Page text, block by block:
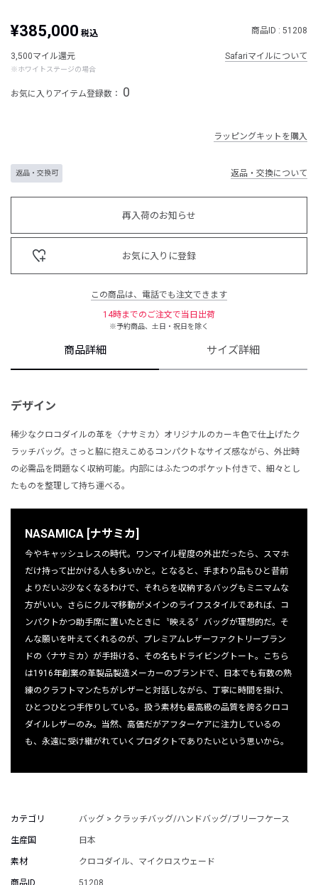
¥385,000 税込 商品ID : 51208
3,500マイル還元
※ホワイトステージの場合
Safariマイルについて
お気に入りアイテム登録数： 0
ラッピングキットを購入
返品・交換可 返品・交換について
再入荷のお知らせ
お気に入りに登録
この商品は、電話でも注文できます
14時までのご注文で当日出荷
※予約商品、土日・祝日を除く
商品詳細 サイズ詳細
デザイン
稀少なクロコダイルの革を〈ナサミカ〉オリジナルのカーキ色で仕上げたク
ラッチバッグ。さっと脇に抱えこめるコンパクトなサイズ感ながら、外出時
の必需品を問題なく収納可能。内部にはふたつのポケット付きで、細々とし
たものを整理して持ち運べる。
NASAMICA [ナサミカ]
今やキャッシュレスの時代。ワンマイル程度の外出だったら、スマホ
だけ持って出かける人も多いかと。となると、手まわり品もひと昔前
よりだいぶ少なくなるわけで、それらを収納するバッグもミニマムな
方がいい。さらにクルマ移動がメインのライフスタイルであれば、コ
ンパクトかつ助手席に置いたときに〝映える〞バッグが理想的だ。そ
んな願いを叶えてくれるのが、プレミアムレザーファクトリーブラン
ドの〈ナサミカ〉が手掛ける、その名もドライビングトート。こちら
は1916年創業の革製品製造メーカーのブランドで、日本でも有数の熟
練のクラフトマンたちがレザーと対話しながら、丁寧に時間を掛け、
ひとつひとつ手作りしている。扱う素材も最高級の品質を誇るクロコ
ダイルレザーのみ。当然、高価だがアフターケアに注力しているの
も、永遠に受け継がれていくプロダクトでありたいという思いから。
カテゴリ バッグ > クラッチバッグ/ハンドバッグ/ブリーフケース
生産国 日本
素材 クロコダイル、マイクロスウェード
商品ID 51208